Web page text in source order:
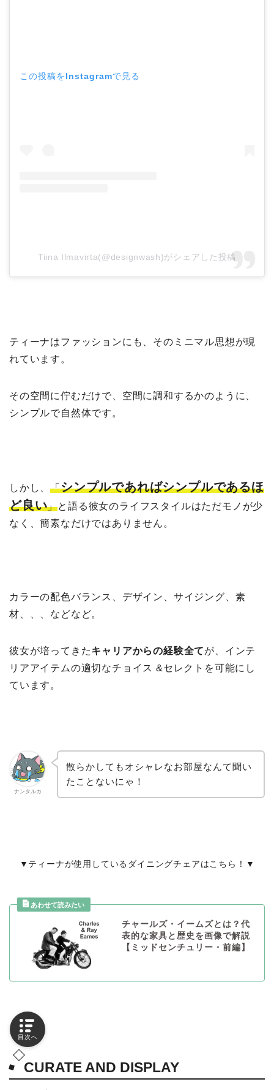
この投稿をInstagramで見る
Tiina Ilmavirta(@designwash)がシェアした投稿
ティーナはファッションにも、そのミニマル思想が現
れています。
その空間に佇むだけで、空間に調和するかのように、
シンプルで自然体です。
しかし、「シンプルであればシンプルであるほ
ど良い」と語る彼女のライフスタイルはただモノが少
なく、簡素なだけではありません。
カラーの配色バランス、デザイン、サイジング、素
材、、、などなど。
彼女が培ってきたキャリアからの経験全てが、インテ
リアアイテムの適切なチョイス &セレクトを可能にし
ています。
ナンタルカ
散らかしてもオシャレなお部屋なんて聞い
たことないにゃ！
▼ティーナが使用しているダイニングチェアはこちら！▼
チャールズ・イームズとは？代
表的な家具と歴史を画像で解説
【ミッドセンチュリー・前編】
CURATE AND DISPLAY
目次へ